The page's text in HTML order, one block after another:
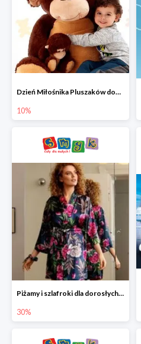
Dzień Miłośnika Pluszaków dodatkowy rabat -10%
10%
Piżamy i szlafroki dla dorosłych w Smyku do -30%
30%